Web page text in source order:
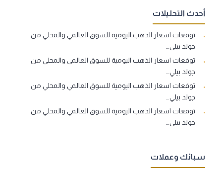
أحدث التحليلات
توقعات اسعار الذهب اليومية للسوق العالمي والمحلي من
جولد بيلي…
توقعات اسعار الذهب اليومية للسوق العالمي والمحلي من
جولد بيلي…
توقعات اسعار الذهب اليومية للسوق العالمي والمحلي من
جولد بيلي…
توقعات اسعار الذهب اليومية للسوق العالمي والمحلي من
جولد بيلي…
سبائك وعملات